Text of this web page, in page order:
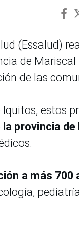
(Essalud)
de
de las
estos
provincia de
a más 700